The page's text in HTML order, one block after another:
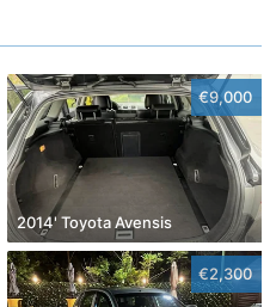
€9,000
2014' Toyota Avensis
€2,300